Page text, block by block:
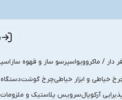
دار / ماکروویواسپرسو ساز و قهوه ساز
خیاطی و ابزار خیاطیچرخ گوشت
آرکوپالسرویس پلاستیک و ملزومات